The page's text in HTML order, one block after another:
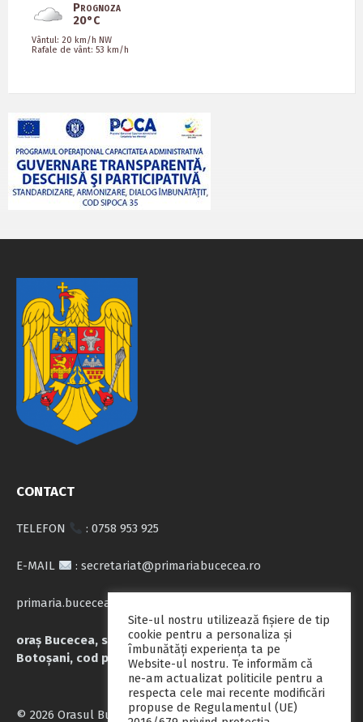
Prognoza
20°C
Vântul: 20 km/h NW
Rafale de vânt: 53 km/h
CONTACT
TELEFON : 0758 953 925
E-MAIL : secretariat@primariabucecea.ro
primaria.bucecea@yahoo.com
oraș Bucecea, str. Calea Națională nr.71, județul
Botoșani, cod poștal 717045
© 2026 Orasul Bucecea
Site-ul nostru utilizează fişiere de tip
cookie pentru a personaliza și
îmbunătăți experiența ta pe
Website-ul nostru. Te informăm că
ne-am actualizat politicile pentru a
respecta cele mai recente modificări
propuse de Regulamentul (UE)